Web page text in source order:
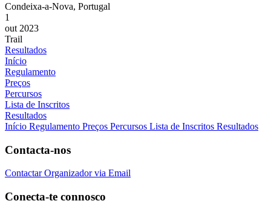
Condeixa-a-Nova, Portugal
1
out 2023
Trail
Resultados
Início
Regulamento
Preços
Percursos
Lista de Inscritos
Resultados
Início Regulamento Preços Percursos Lista de Inscritos Resultados
Contacta-nos
Contactar Organizador via Email
Conecta-te connosco